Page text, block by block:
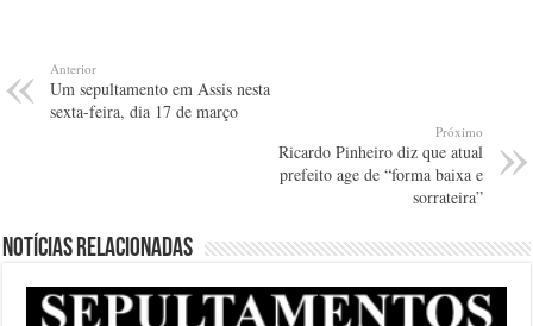
Anterior
Um sepultamento em Assis nesta
sexta-feira, dia 17 de março
Próximo
Ricardo Pinheiro diz que atual
prefeito age de “forma baixa e
sorrateira”
Notícias relacionadas